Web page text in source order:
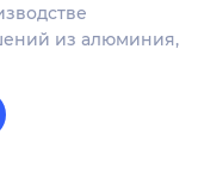
из алюминия,